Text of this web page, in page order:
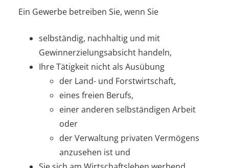
Ein Gewerbe betreiben Sie, wenn Sie
selbständig, nachhaltig und mit
Gewinnerzielungsabsicht handeln,
Ihre Tätigkeit nicht als Ausübung
der Land- und Forstwirtschaft,
eines freien Berufs,
einer anderen selbständigen Arbeit
oder
der Verwaltung privaten Vermögens
anzusehen ist und